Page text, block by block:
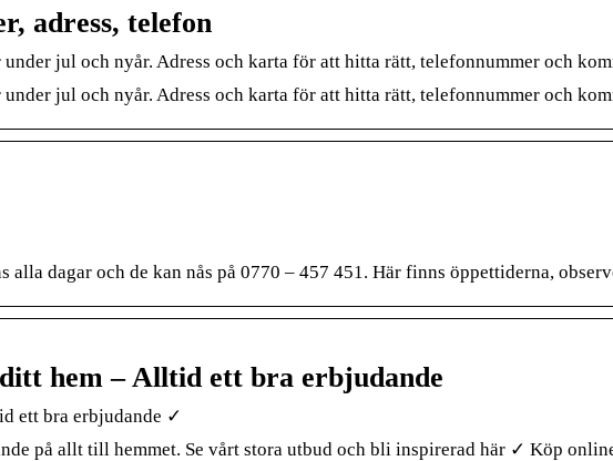
adress, telefon
jul och nyår. Adress och karta för att hitta rätt, telefonnummer och
jul och nyår. Adress och karta för att hitta rätt, telefonnummer och
alla dagar och de kan nås på 0770 – 457 451. Här finns öppettiderna,
hem – Alltid ett bra erbjudande
ett bra erbjudande ✓
på allt till hemmet. Se vårt stora utbud och bli inspirerad här ✓ Köp